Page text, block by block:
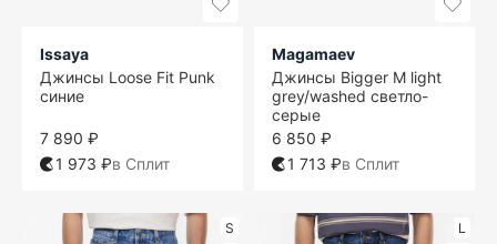
Issaya
Джинсы Loose Fit Punk
синие
7 890 ₽
1 973 ₽в Сплит
Magamaev
Джинсы Bigger M light
grey/washed светло-
серые
6 850 ₽
1 713 ₽в Сплит
S
L